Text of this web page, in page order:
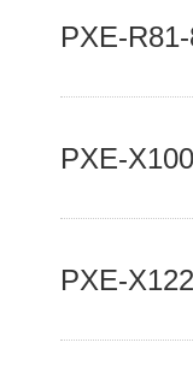
PXE-
PXE-
PXE-